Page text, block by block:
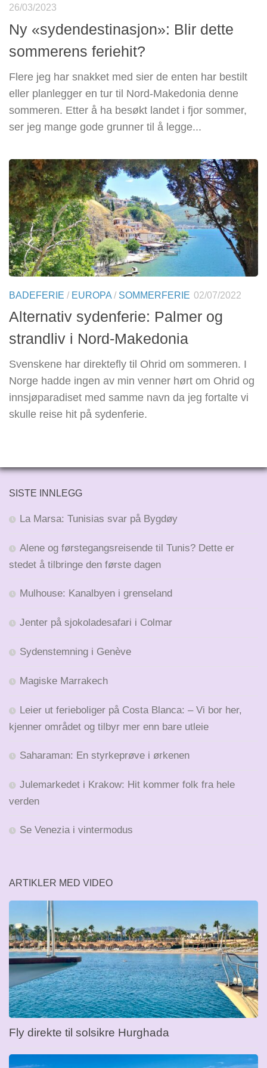
26/03/2023
Ny «sydendestinasjon»: Blir dette
sommerens feriehit?
Flere jeg har snakket med sier de enten har bestilt
eller planlegger en tur til Nord-Makedonia denne
sommeren. Etter å ha besøkt landet i fjor sommer,
ser jeg mange gode grunner til å legge...
BADEFERIE / EUROPA / SOMMERFERIE 02/07/2022
Alternativ sydenferie: Palmer og
strandliv i Nord-Makedonia
Svenskene har direktefly til Ohrid om sommeren. I
Norge hadde ingen av min venner hørt om Ohrid og
innsjøparadiset med samme navn da jeg fortalte vi
skulle reise hit på sydenferie.
SISTE INNLEGG
La Marsa: Tunisias svar på Bygdøy
Alene og førstegangsreisende til Tunis? Dette er
stedet å tilbringe den første dagen
Mulhouse: Kanalbyen i grenseland
Jenter på sjokoladesafari i Colmar
Sydenstemning i Genève
Magiske Marrakech
Leier ut ferieboliger på Costa Blanca: – Vi bor her,
kjenner området og tilbyr mer enn bare utleie
Saharaman: En styrkeprøve i ørkenen
Julemarkedet i Krakow: Hit kommer folk fra hele
verden
Se Venezia i vintermodus
ARTIKLER MED VIDEO
Fly direkte til solsikre Hurghada